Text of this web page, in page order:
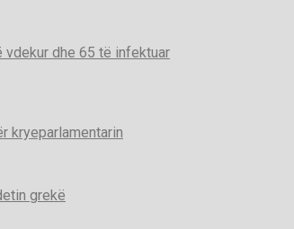
dhe 65 të infektuar
kryeparlamentarin
grekë